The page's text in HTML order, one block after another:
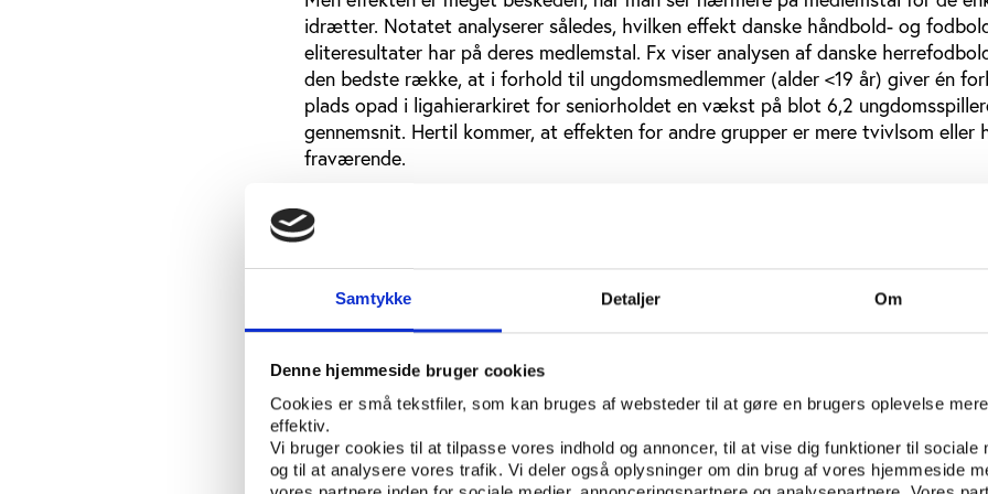
Samtykke Detaljer Om
Denne hjemmeside bruger cookies
Cookies er små tekstfiler, som kan bruges af websteder til at gøre en brugers oplevelse mere
effektiv.
Vi bruger cookies til at tilpasse vores indhold og annoncer, til at vise dig funktioner til sociale
og til at analysere vores trafik. Vi deler også oplysninger om din brug af vores hjemmeside
idrætter. Notatet analyserer således, hvilken effekt danske håndbold- og
eliteresultater har på deres medlemstal. Fx viser analysen af danske
den bedste række, at i forhold til ungdomsmedlemmer (alder <19 år) giver én
plads opad i ligahierarkiret for seniorholdet en vækst på blot 6,2
gennemsnit. Hertil kommer, at effekten for andre grupper er mere tvivlsom eller
fraværende.
Bekræfter international forskning
nogle tilfælde kan registreres øget interesse for specifikke sportsgrene efter gode
sportslige eliteresultater, peger en stigende mængde forskning på, at andre
eliteinspirationen er den helt primære årsag til breddedeltagelse.
Dette underbygges af, at man i såvel Danmark som udlandet i nogle tilfælde
set en decideret nedgang i breddedeltagelsen i kølvandet på gode
eksempelvis tilfældet efter det danske værtskab for VM i gymnastik i 2006.
Notatet konkluderer på den baggrund, at det er problematisk, hvis ideen om